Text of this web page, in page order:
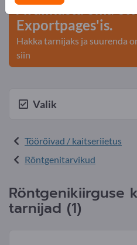
Avalikusta oma
Exportpages'is.
Hakka tarnijaks ja suurenda
siin
Valik
Töörõivad / kaitseriietus
Röntgeni tarvikud
Röntgenikiirguse
tarnijad (1)